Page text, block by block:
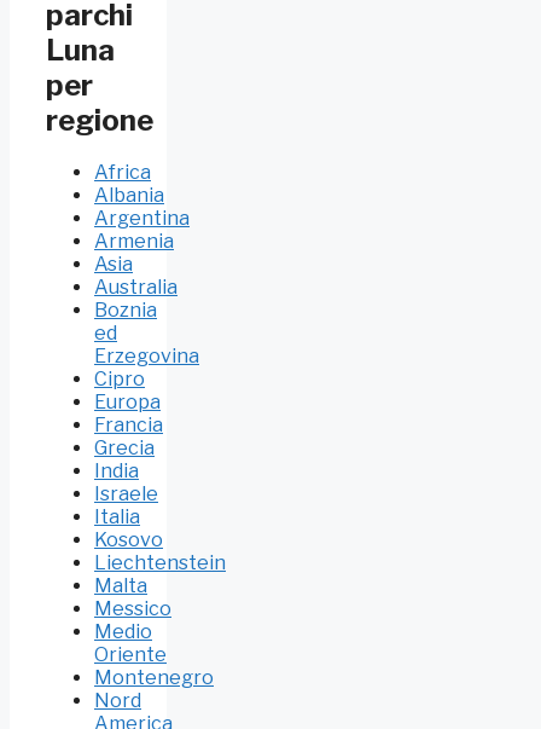
parchi
Luna
per
regione
Africa
Albania
Argentina
Armenia
Asia
Australia
Boznia
ed
Erzegovina
Cipro
Europa
Francia
Grecia
India
Israele
Italia
Kosovo
Liechtenstein
Malta
Messico
Medio
Oriente
Montenegro
Nord
America